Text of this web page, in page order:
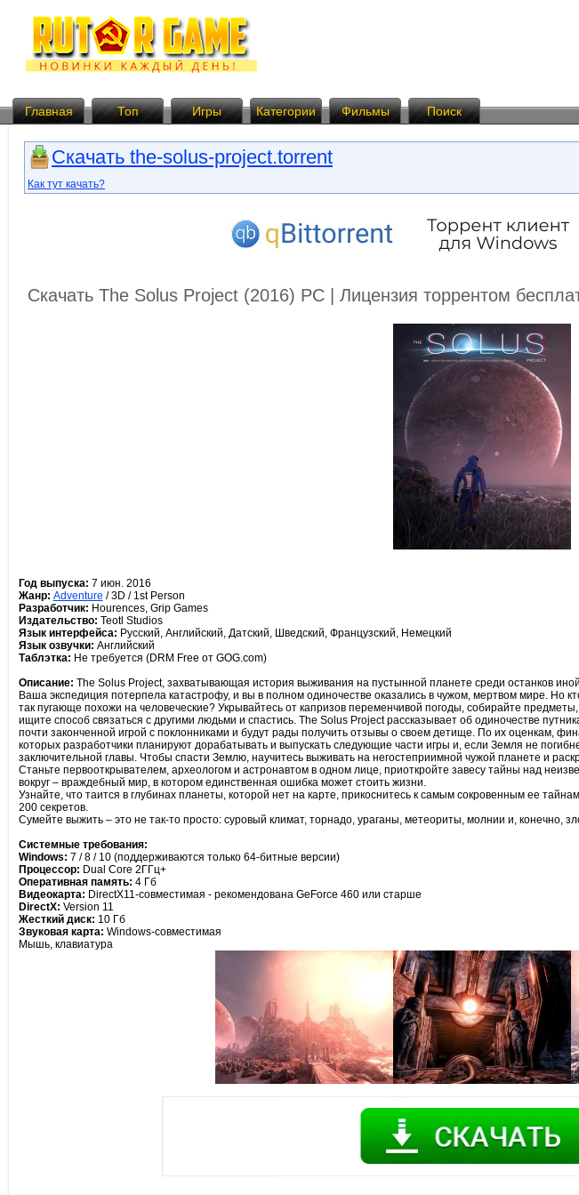
Главная Топ Игры Категории Фильмы Поиск
Скачать the-solus-project.torrent
Как тут качать?
Скачать The Solus Project (2016) PC | Лицензия торрентом
Год выпуска: 7 июн. 2016
Жанр: Adventure / 3D / 1st Person
Разработчик: Hourences, Grip Games
Издательство: Teotl Studios
Язык интерфейса: Русский, Английский, Датский, Шведский, Французский, Немецкий
Язык озвучки: Английский
Таблэтка: Не требуется (DRM Free от GOG.com)
Описание: The Solus Project, захватывающая история выживания на пустынной планете среди останков
Ваша экспедиция потерпела катастрофу, и вы в полном одиночестве оказались в чужом, мертвом мире. Но
так пугающе похожи на человеческие? Укрывайтесь от капризов переменчивой погоды, собирайте
ищите способ связаться с другими людьми и спастись. The Solus Project рассказывает об одиночестве
почти законченной игрой с поклонниками и будут рады получить отзывы о своем детище. По их оценкам,
которых разработчики планируют дорабатывать и выпускать следующие части игры и, если Земля не
заключительной главы. Чтобы спасти Землю, научитесь выживать на негостеприимной чужой планете и
Станьте первооткрывателем, археологом и астронавтом в одном лице, приоткройте завесу тайны над
вокруг – враждебный мир, в котором единственная ошибка может стоить жизни.
Узнайте, что таится в глубинах планеты, которой нет на карте, прикоснитесь к самым сокровенным ее
200 секретов.
Сумейте выжить – это не так-то просто: суровый климат, торнадо, ураганы, метеориты, молнии и, конечно,
Cистемные требования:
Windows: 7 / 8 / 10 (поддерживаются только 64-битные версии)
Процессор: Dual Core 2ГГц+
Оперативная память: 4 Гб
Видеокарта: DirectX11-совместимая - рекомендована GeForce 460 или старше
DirectX: Version 11
Жесткий диск: 10 Гб
Звуковая карта: Windows-совместимая
Мышь, клавиатура